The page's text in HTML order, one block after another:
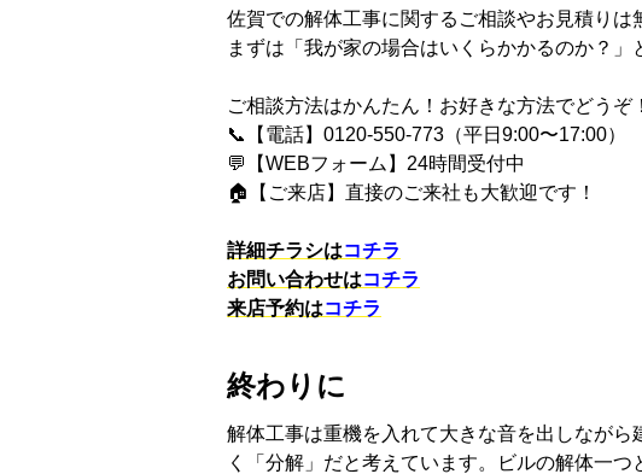
佐賀での解体工事に関するご相談やお見積りは
まずは「我が家の場合はいくらかかるのか？
ご相談方法はかんたん！お好きな方法でどうぞ！
📞【電話】0120-550-773（平日9:00〜17:00）
💬【WEBフォーム】24時間受付中
🏠【ご来店】直接のご来社も大歓迎です！
詳細チラシはコチラ
お問い合わせはコチラ
来店予約はコチラ
終わりに
解体工事は重機を入れて大きな音を出しなが
く「分解」だと考えています。ビルの解体一